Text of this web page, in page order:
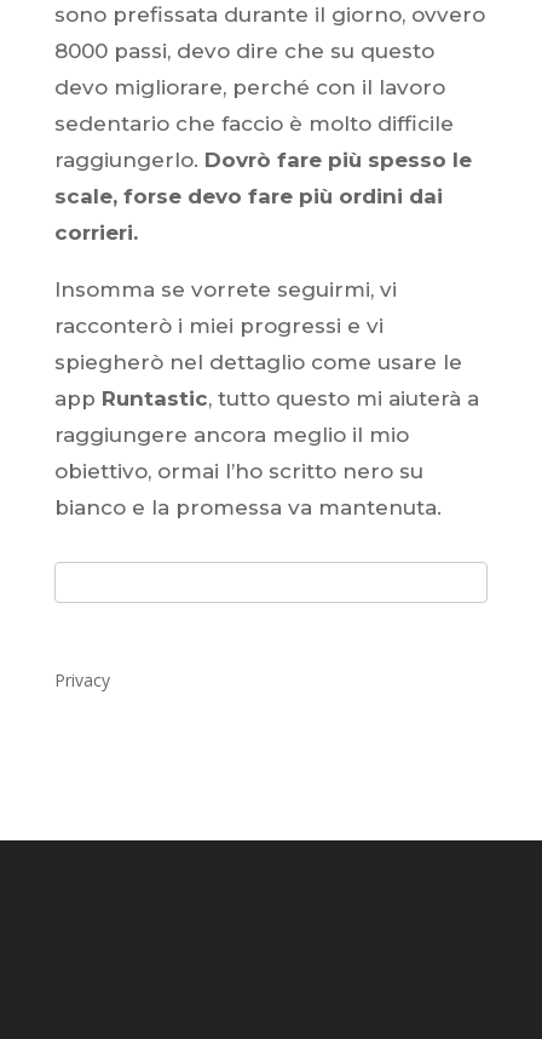
sono prefissata durante il giorno, ovvero
8000 passi, devo dire che su questo
devo migliorare, perché con il lavoro
sedentario che faccio è molto difficile
raggiungerlo. Dovrò fare più spesso le
scale, forse devo fare più ordini dai
corrieri.
Insomma se vorrete seguirmi, vi
racconterò i miei progressi e vi
spiegherò nel dettaglio come usare le
app Runtastic, tutto questo mi aiuterà a
raggiungere ancora meglio il mio
obiettivo, ormai l’ho scritto nero su
bianco e la promessa va mantenuta.
Privacy